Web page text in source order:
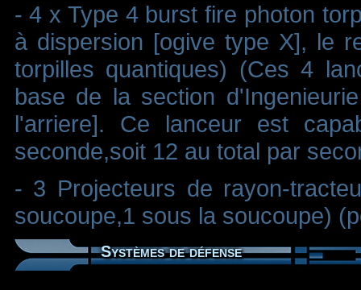
- 4 x Type 4 burst fire photon
à dispersion [ogive type X], le
torpilles quantiques) (Ces 4
base de la section
l'arriere]. Ce lanceur est
seconde,soit 12 au total par
- 3 Projecteurs de rayon-
soucoupe,1 sous la soucoupe)
Systèmes de défense